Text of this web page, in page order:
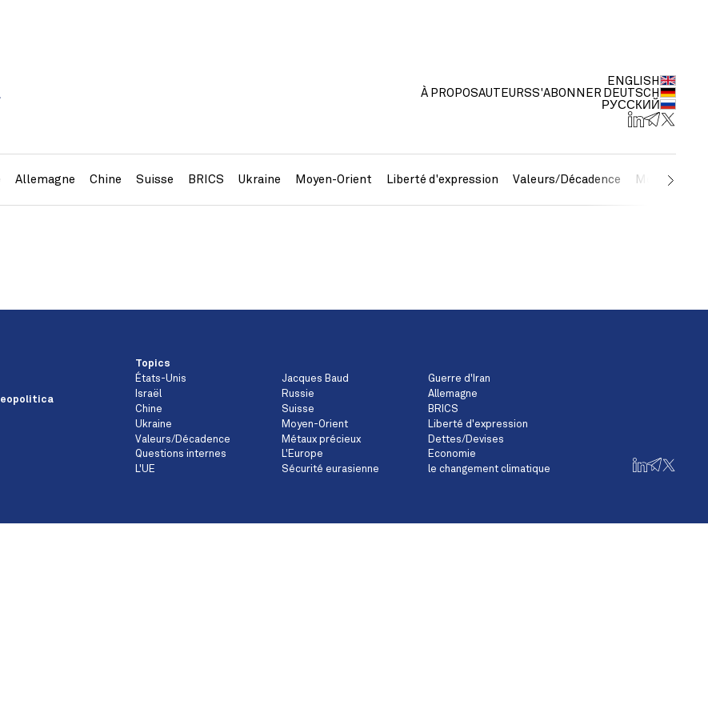
À PROPOSAUTEURSS'ABONNER
ENGLISH
DEUTSCH
РУССКИЙ
Allemagne Chine Suisse BRICS Ukraine Moyen-Orient Liberté d'expression Valeurs/Décadence Métaux
Topics
États-Unis
Jacques Baud
Guerre d'Iran
Israël
Russie
Allemagne
Chine
Suisse
BRICS
Ukraine
Moyen-Orient
Liberté d'expression
Valeurs/Décadence
Métaux précieux
Dettes/Devises
Questions internes
L'Europe
Economie
L'UE
Sécurité eurasienne le changement climatique